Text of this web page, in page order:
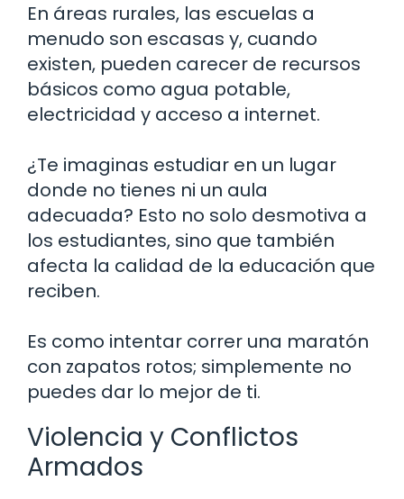
En áreas rurales, las escuelas a
menudo son escasas y, cuando
existen, pueden carecer de recursos
básicos como agua potable,
electricidad y acceso a internet.
¿Te imaginas estudiar en un lugar
donde no tienes ni un aula
adecuada? Esto no solo desmotiva a
los estudiantes, sino que también
afecta la calidad de la educación que
reciben.
Es como intentar correr una maratón
con zapatos rotos; simplemente no
puedes dar lo mejor de ti.
Violencia y Conflictos
Armados